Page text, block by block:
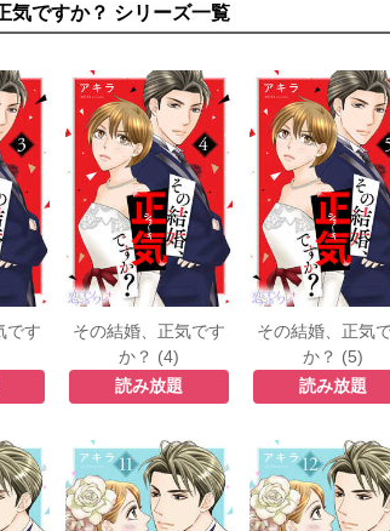
気ですか？ シリーズ一覧
です
その結婚、正気です
か？ (4)
読み放題
その結婚、正気
か？ (5)
読み放題